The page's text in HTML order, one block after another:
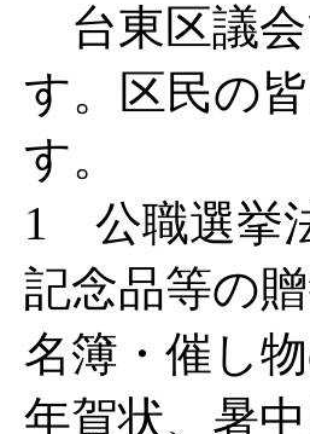
台東区議会
す。区民の
す。
1 公職選挙
記念品等の
名簿・催し
年賀状、暑